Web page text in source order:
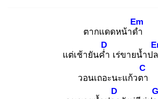
ตากแดดหน้าดำ
Em
แต่เช้ายันค่ำ
D
เร่ขายน้ำป
วอนเถอะนะแก้วตา
C
D
G